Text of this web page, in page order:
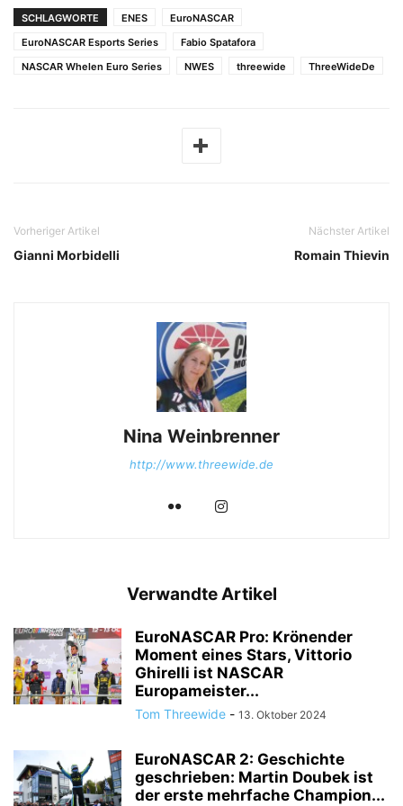
SCHLAGWORTE ENES
EuroNASCAR
EuroNASCAR Esports Series
Fabio Spatafora
NASCAR Whelen Euro Series
NWES threewide ThreeWideDe
Vorheriger Artikel
Gianni Morbidelli
Nächster Artikel
Romain Thievin
Nina Weinbrenner
http://www.threewide.de
Verwandte Artikel
EuroNASCAR Pro: Krönender
Moment eines Stars, Vittorio
Ghirelli ist NASCAR
Europameister...
Tom Threewide - 13. Oktober 2024
EuroNASCAR 2: Geschichte
geschrieben: Martin Doubek ist
der erste mehrfache Champion...